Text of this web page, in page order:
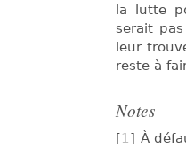
la lutte
serait
leur
reste à
Notes
[1 ] À